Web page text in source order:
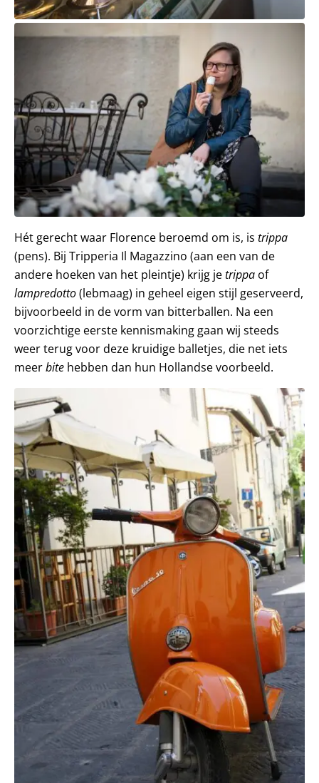
Hét gerecht waar Florence beroemd om is, is trippa
(pens). Bij Tripperia Il Magazzino (aan een van de
andere hoeken van het pleintje) krijg jetrippa of
lampredotto(lebmaag) in geheel eigen stijl geserveerd,
bijvoorbeeld in de vorm van bitterballen. Na een
voorzichtige eerste kennismaking gaan wij steeds
weer terug voor deze kruidige balletjes, die net iets
meerbite hebben dan hun Hollandse voorbeeld.